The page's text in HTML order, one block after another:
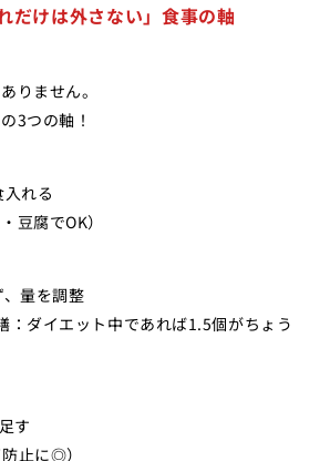
だけは外さない」食事の軸
りません。
3つの軸！
れる
豆腐でOK）
量を調整
：ダイエット中であれば1.5個がちょう
す
止に◎）